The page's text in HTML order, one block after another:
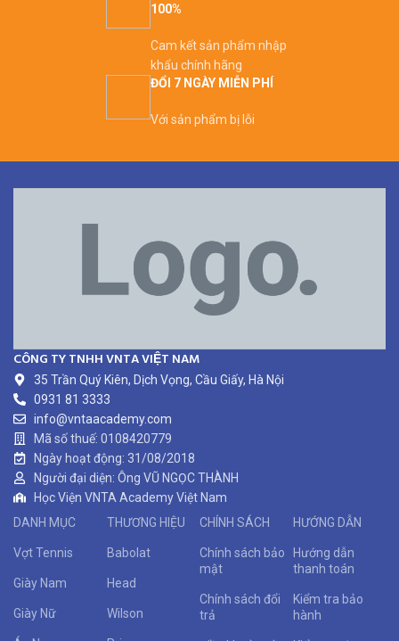
100%
Cam kết sản phẩm nhập
khẩu chính hãng
ĐỔI 7 NGÀY MIỄN PHÍ
Với sản phẩm bị lỗi
CÔNG TY TNHH VNTA VIỆT NAM
35 Trần Quý Kiên, Dịch Vọng, Cầu Giấy, Hà Nội
0931 81 3333
info@vntaacademy.com
Mã số thuế: 0108420779
Ngày hoạt động: 31/08/2018
Người đại diện: Ông VŨ NGỌC THÀNH
Học Viện VNTA Academy Việt Nam
DANH MỤC
Vợt Tennis
Giày Nam
Giày Nữ
THƯƠNG HIỆU
Babolat
Head
Wilson
CHÍNH SÁCH
Chính sách bảo
mật
Chính sách đổi
trả
HƯỚNG DẪN
Hướng dẫn
thanh toán
Kiểm tra bảo
hành